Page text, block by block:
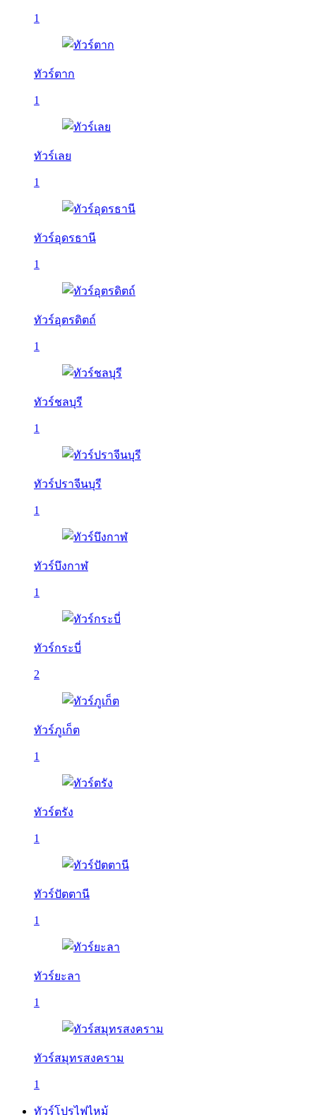
1
ทัวร์ตาก
1
ทัวร์เลย
1
ทัวร์อุดรธานี
1
ทัวร์อุตรดิตถ์
1
ทัวร์ชลบุรี
1
ทัวร์ปราจีนบุรี
1
ทัวร์บึงกาฬ
1
ทัวร์กระบี่
2
ทัวร์ภูเก็ต
1
ทัวร์ตรัง
1
ทัวร์ปัตตานี
1
ทัวร์ยะลา
1
ทัวร์สมุทรสงคราม
1
ทัวร์โปรไฟไหม้